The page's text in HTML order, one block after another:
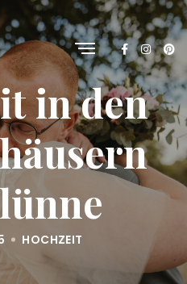
in den
HOCHZEIT